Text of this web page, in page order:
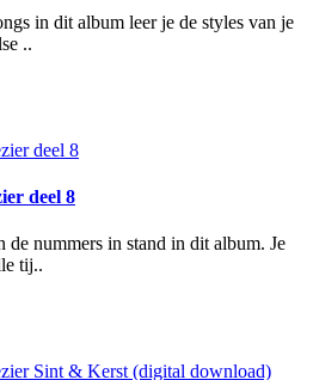
in dit album leer je de styles van je
..
deel 8
de nummers in stand in dit album. Je
tij..